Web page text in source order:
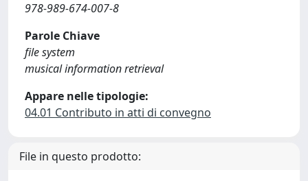
978-989-674-007-8
Parole Chiave
file system
musical information retrieval
Appare nelle tipologie:
04.01 Contributo in atti di convegno
File in questo prodotto: